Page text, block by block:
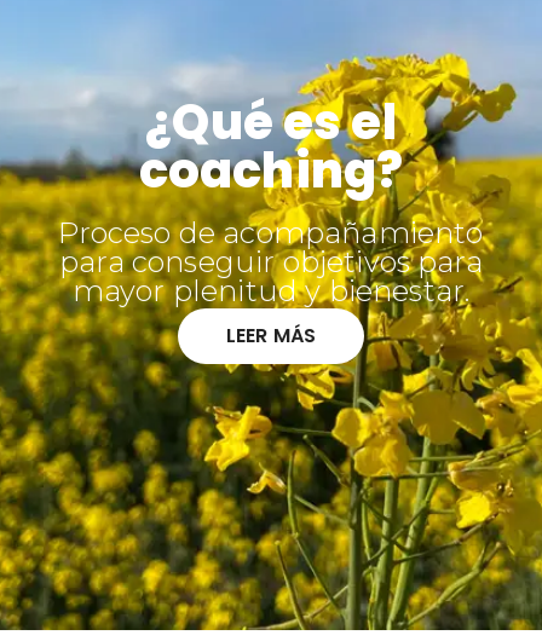
¿Qué es el
coaching?
Proceso de acompañamiento
para conseguir objetivos para
mayor plenitud y bienestar.
LEER MÁS